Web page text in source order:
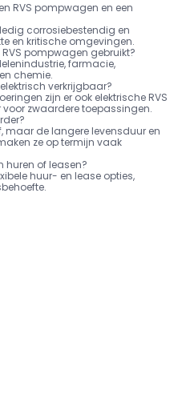
RVS pompwagen en een
corrosiebestendig en
en kritische omgevingen.
pompwagen gebruikt?
farmacie,
chemie.
verkrijgbaar?
zijn er ook elektrische RVS
zwaardere toepassingen.
maar de langere levensduur en
ze op termijn vaak
huren of leasen?
huur- en lease opties,